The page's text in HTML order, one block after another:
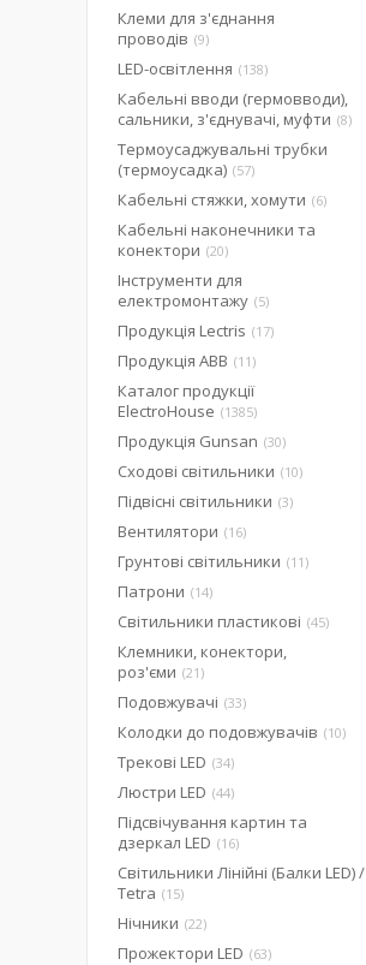
Клеми для з'єднання
проводів 9
LED-освітлення 138
Кабельні вводи (гермовводи),
сальники, з'єднувачі, муфти 8
Термоусаджувальні трубки
(термоусадка) 57
Кабельні стяжки, хомути 6
Кабельні наконечники та
конектори 20
Інструменти для
електромонтажу 5
Продукція Lectris 17
Продукція ABB 11
Каталог продукції
ElectroHouse
1385
Продукція Gunsan 30
Сходові світильники 10
Підвісні світильники 3
Вентилятори 16
Грунтові світильники 11
Патрони 14
Світильники пластикові 45
Клемники, конектори,
роз'єми 21
Подовжувачі 33
Колодки до подовжувачів 10
Трекові LED 34
Люстри LED 44
Підсвічування картин та
дзеркал LED
16
Світильники Лінійні (Балки LED) /
Tetra
15
Нічники 22
Прожектори LED 63